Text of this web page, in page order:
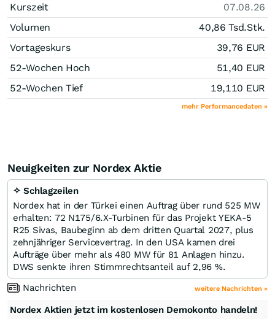
Kurszeit
07.08.26
Volumen
40,86 Tsd.Stk.
Vortageskurs
39,76 EUR
52-Wochen Hoch
51,40 EUR
52-Wochen Tief
19,110 EUR
mehr Performancedaten »
Neuigkeiten zur Nordex Aktie
✧ Schlagzeilen
Nordex hat in der Türkei einen Auftrag über rund 525 MW
erhalten: 72 N175/6.X-Turbinen für das Projekt YEKA-5
R25 Sivas, Baubeginn ab dem dritten Quartal 2027, plus
zehnjähriger Servicevertrag. In den USA kamen drei
Aufträge über mehr als 480 MW für 81 Anlagen hinzu.
DWS senkte ihren Stimmrechtsanteil auf 2,96 %.
Nachrichten
weitere Nachrichten »
Nordex Aktien jetzt im kostenlosen Demokonto handeln!